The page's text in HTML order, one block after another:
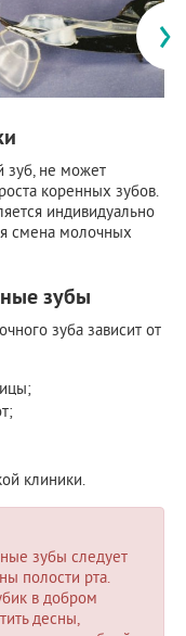
›
зуб, не может
коренных зубов.
индивидуально
смена молочных
зубы
зуба зависит от
клиники.
зубы следует
полости рта.
в добром
десны,